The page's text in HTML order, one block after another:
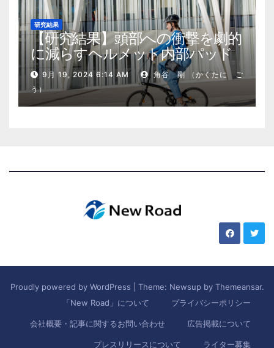
研究結果
【研究結果】頭部への衝撃を劇的
に減らすヘルメット内部パッド
9月 19, 2024 6:14 AM
角谷 剛 （かくたに ご
う）
Proudly powered by WordPress Theme: Newsup by Themeansar.
「New Road」について
プライバシーポリシー
会社概要・記事に関するお問い合わせ 広告掲載について
プレスリリースについて ライター募集